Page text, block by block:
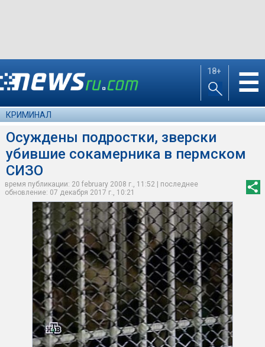
18+ ☰
КРИМИНАЛ
Осуждены подростки, зверски
убившие сокамерника в пермском
СИЗО
время публикации: 20 february 2008 г., 11:52 | последнее
обновление: 07 декабря 2017 г., 10:21